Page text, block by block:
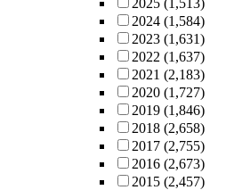
2025 (1,513)
2024 (1,584)
2023 (1,631)
2022 (1,637)
2021 (2,183)
2020 (1,727)
2019 (1,846)
2018 (2,658)
2017 (2,755)
2016 (2,673)
2015 (2,457)